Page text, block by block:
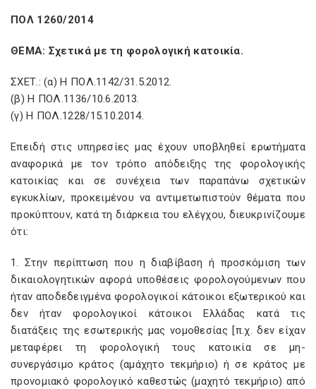
ΠΟΛ 1260/2014
ΘΕΜΑ: Σχετικά με τη φορολογική κατοικία.
ΣΧΕΤ.: (α) Η ΠΟΛ.1142/31.5.2012.
(β) Η ΠΟΛ.1136/10.6.2013.
(γ) Η ΠΟΛ.1228/15.10.2014.
Επειδή στις υπηρεσίες μας έχουν υποβληθεί ερωτήματα
αναφορικά με τον τρόπο απόδειξης της φορολογικής
κατοικίας και σε συνέχεια των παραπάνω σχετικών
εγκυκλίων, προκειμένου να αντιμετωπιστούν θέματα που
προκύπτουν, κατά τη διάρκεια του ελέγχου, διευκρινίζουμε
ότι:
1. Στην περίπτωση που η διαβίβαση ή προσκόμιση των
δικαιολογητικών αφορά υποθέσεις φορολογούμενων που
ήταν αποδεδειγμένα φορολογικοί κάτοικοι εξωτερικού και
δεν ήταν φορολογικοί κάτοικοι Ελλάδας κατά τις
διατάξεις της εσωτερικής μας νομοθεσίας [π.χ. δεν είχαν
μεταφέρει τη φορολογική τους κατοικία σε μη-
συνεργάσιμο κράτος (αμάχητο τεκμήριο) ή σε κράτος με
προνομιακό φορολογικό καθεστώς (μαχητό τεκμήριο) από